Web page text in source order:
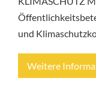
und
Weitere